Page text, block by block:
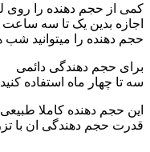
کمی از حجم دهنده را روی
اجازه بدین یک تا سه
حجم دهنده را میتوانید
برای حجم دهندگی دائمی
سه تا چهار ماه استفاده کنید
این حجم دهنده کاملا
قدرت حجم دهندگی ان با